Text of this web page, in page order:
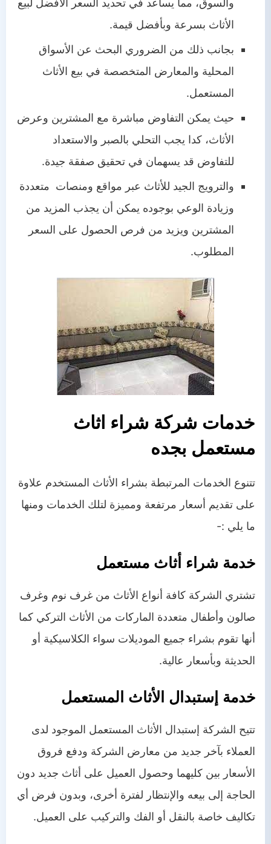
والسوق، مما يساعد في تحديد السعر الأفضل لبيع
الأثاث بسرعة وبأفضل قيمة.
بجانب ذلك من الضروري البحث عن الأسواق
المحلية والمعارض المتخصصة في بيع الأثاث
المستعمل.
حيث يمكن التفاوض مباشرة مع المشترين وعرض
الأثاث، كدا يجب التحلي بالصبر والاستعداد
للتفاوض قد يسهمان في تحقيق صفقة جيدة.
والترويج الجيد للأثاث عبر مواقع ومنصات متعددة
وزيادة الوعي بوجوده يمكن أن يجذب المزيد من
المشترين ويزيد من فرص الحصول على السعر
المطلوب.
خدمات شركة شراء اثاث
مستعمل بجده
تتنوع الخدمات المرتبطة بشراء الأثاث المستخدم علاوة
على تقديم أسعار مرتفعة ومميزة لتلك الخدمات ومنها
ما يلي :-
خدمة شراء أثاث مستعمل
تشتري الشركة كافة أنواع الأثاث من غرف نوم وغرف
صالون وأطفال متعددة الماركات من الأثاث التركي كما
أنها تقوم بشراء جميع الموديلات سواء الكلاسيكية أو
الحديثة وبأسعار عالية.
خدمة إستبدال الأثاث المستعمل
تتيح الشركة إستبدال الأثاث المستعمل الموجود لدى
العملاء بآخر جديد من معارض الشركة ودفع فروق
الأسعار بين كليهما وحصول العميل على أثاث جديد دون
الحاجة إلى بيعه والإنتظار لفترة أخرى، وبدون فرض أي
تكاليف خاصة بالنقل أو الفك والتركيب على العميل.